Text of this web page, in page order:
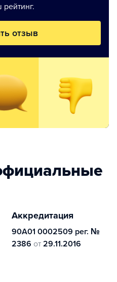
отзыв
Аккредитация
90А01 0002509 рег. №
2386 от 29.11.2016